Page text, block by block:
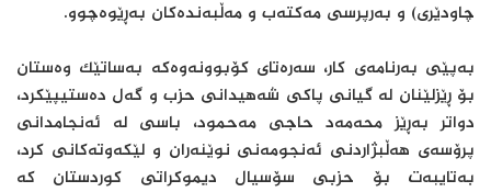
چاودێری) و بەرپرسی مەکتەب و مەڵبەندەکان بەڕێوەچوو.
بەپێی بەرنامەی کار، سەرەتای کۆبوونەوەکە بەساتێک وەستان
بۆ ڕێزلێنان لە گیانی پاکی شەهیدانی حزب و گەل دەستیپێکرد،
دواتر بەڕێز محەمەد حاجی مەحمود، باسی لە ئەنجامدانی
پرۆسەی هەڵبژاردنی ئەنجومەنی نوێنەران و لێکەوتەکانی کرد،
بەتایبەت بۆ حزبی سۆسیال دیموکراتی کوردستان کە